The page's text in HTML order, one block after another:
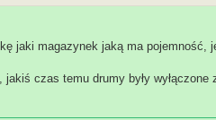
jaki magazynek jaką ma pojemność,
czas temu drumy były